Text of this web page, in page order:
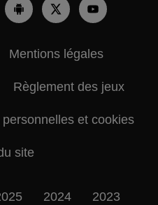
Mentions légales
Règlement des jeux
et cookies
site
2024 2023